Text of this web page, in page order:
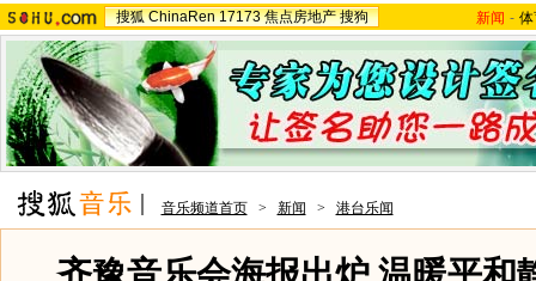
搜狐 ChinaRen 17173 焦点房地产 搜狗 新闻 -
音乐频道首页 > 新闻 > 港台乐闻